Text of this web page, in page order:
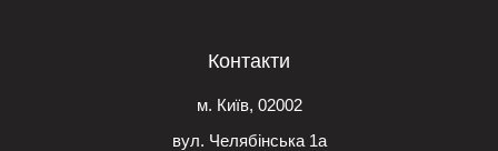
Контакти
м. Київ, 02002
вул. Челябінська 1а